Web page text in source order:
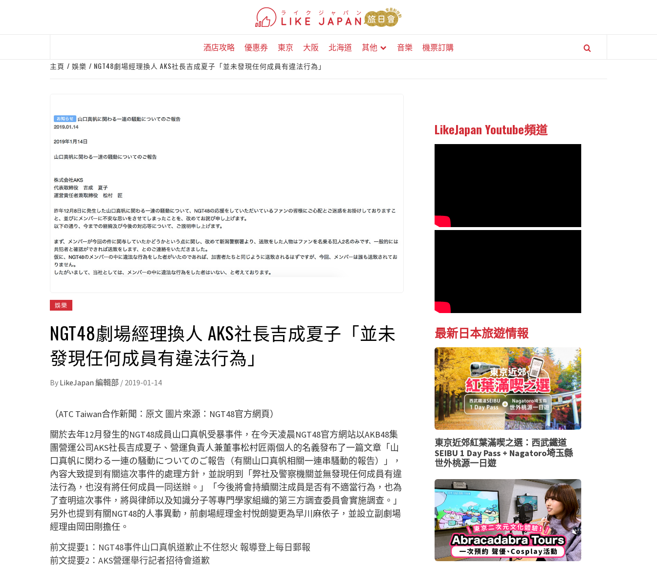
酒店攻略 優惠券 東京 大阪 北海道 其他 音樂 機票訂購
主頁 娛樂 NGT48劇場經理換人 AKS社長吉成夏子「並未發現任何成員有違法行為」
娛樂
NGT48劇場經理換人 AKS社長吉成夏子「並未
發現任何成員有違法行為」
By LikeJapan 編輯部 / 2019-01-14
（ATC Taiwan合作新聞： 原文 圖片來源：NGT48官方網頁）
關於去年12月發生的NGT48成員山口真帆受暴事件，在今天凌晨NGT48官方網站以AKB48集
團營運公司AKS社長吉成夏子、營運負責人兼董事松村匠兩個人的名義發布了一篇文章「山
口真帆に関わる一連の騒動についてのご報告（有關山口真帆相關一連串騷動的報告）」，
內容大致提到有關這次事件的處理方針，並說明到「弊社及警察機關並無發現任何成員有違
法行為，也沒有將任何成員一同送辦。」「今後將會持續關注成員是否有不適當行為，也為
了查明這次事件，將與律師以及知識分子等專門學家組織的第三方調查委員會實施調查。」
另外也提到有關NGT48的人事異動，前劇場經理金村悅朗變更為早川麻依子，並設立副劇場
經理由岡田剛擔任。
前文提要1：NGT48事件山口真帆道歉止不住怒火 報導登上每日郵報
前文提要2：AKS營運舉行記者招待會道歉
LikeJapan Youtube頻道
最新日本旅遊情報
東京近郊紅葉滿喫之選：西武鐵道
SEIBU 1 Day Pass + Nagatoro埼玉縣
世外桃源一日遊